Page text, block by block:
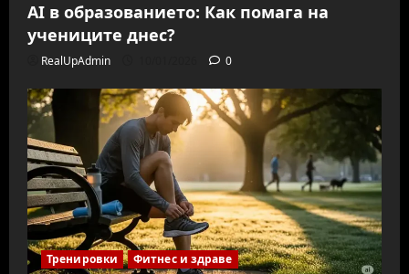
AI в образованието: Как помага на
учениците днес?
RealUpAdmin 0
Тренировки Фитнес и здраве